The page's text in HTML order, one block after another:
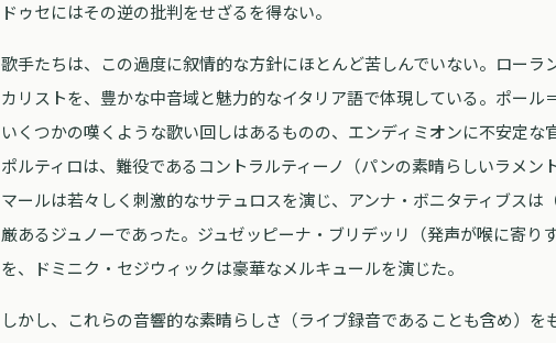
ドゥセにはその逆の批判をせざるを得ない。
歌手たちは、この過度に叙情的な方針にほとんど苦しんでいない。ローラ
カリストを、豊かな中音域と魅力的なイタリア語で体現している。ポール
いくつかの嘆くような歌い回しはあるものの、エンディミオンに不安定な
ポルティロは、難役であるコントラルティーノ（パンの素晴らしいラメン
マールは若々しく刺激的なサテュロスを演じ、アンナ・ボニタティブスは
厳あるジュノーであった。ジュゼッピーナ・ブリデッリ（発声が喉に寄り
を、ドミニク・セジウィックは豪華なメルキュールを演じた。
しかし、これらの音響的な素晴らしさ（ライブ録音であることも含め）を